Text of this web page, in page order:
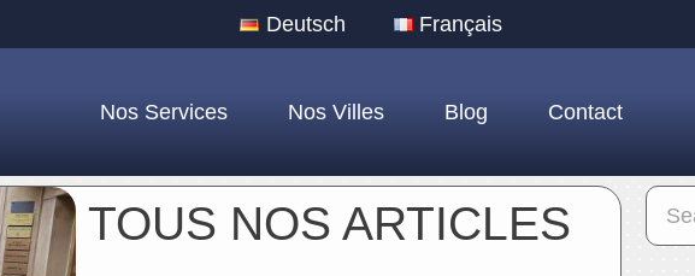
Deutsch Français
Nos Services Nos Villes Blog Contact
TOUS NOS ARTICLES